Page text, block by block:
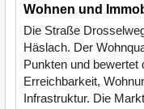
Wohnen und
Die Straße
Häslach. Der
Punkten und bewertet
Erreichbarkeit,
Infrastruktur. Die